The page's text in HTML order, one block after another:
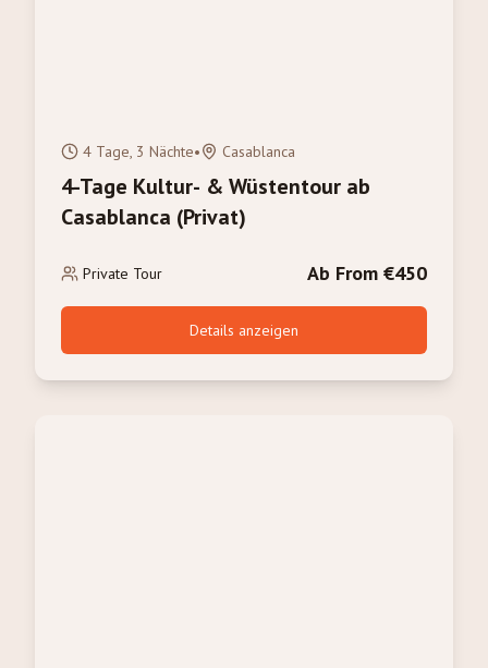
4 Tage, 3 Nächte• Casablanca
4-Tage Kultur- & Wüstentour ab
Casablanca (Privat)
Private Tour Ab From €450
Details anzeigen